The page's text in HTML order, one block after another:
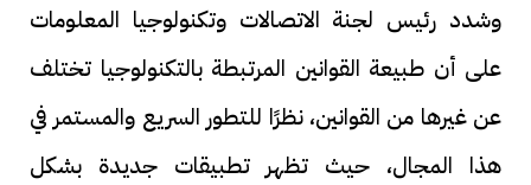
وشدد رئيس لجنة الاتصالات وتكنولوجيا المعلومات
على أن طبيعة القوانين المرتبطة بالتكنولوجيا تختلف
عن غيرها من القوانين، نظرًا للتطور السريع والمستمر في
هذا المجال، حيث تظهر تطبيقات جديدة بشكل